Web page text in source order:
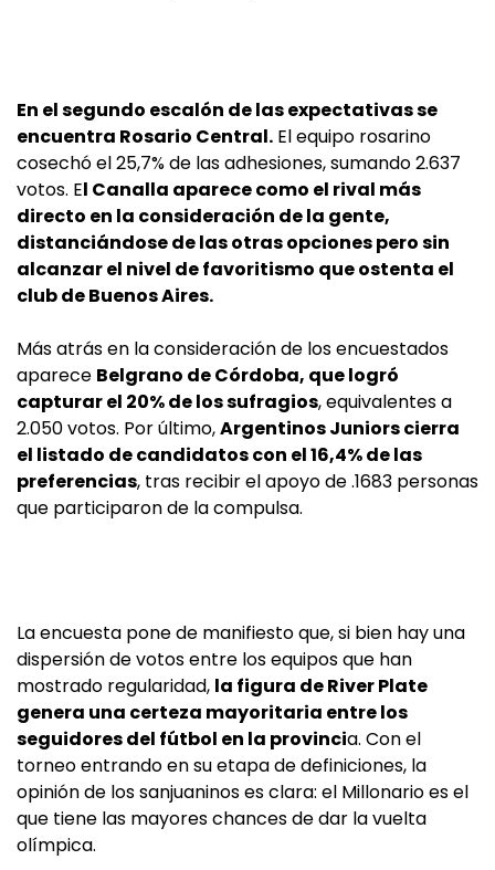
En el segundo escalón de las expectativas se
encuentra Rosario Central. El equipo rosarino
cosechó el 25,7% de las adhesiones, sumando 2.637
votos. El Canalla aparece como el rival más
directo en la consideración de la gente,
distanciándose de las otras opciones pero sin
alcanzar el nivel de favoritismo que ostenta el
club de Buenos Aires.
Más atrás en la consideración de los encuestados
aparece Belgrano de Córdoba, que logró
capturar el 20% de los sufragios, equivalentes a
2.050 votos. Por último,Argentinos Juniors cierra
el listado de candidatos con el 16,4% de las
preferencias, tras recibir el apoyo de .1683 personas
que participaron de la compulsa.
La encuesta pone de manifiesto que, si bien hay una
dispersión de votos entre los equipos que han
mostrado regularidad, la figura de River Plate
genera una certeza mayoritaria entre los
seguidores del fútbol en la provincia. Con el
torneo entrando en su etapa de definiciones, la
opinión de los sanjuaninos es clara: el Millonario es el
que tiene las mayores chances de dar la vuelta
olímpica.